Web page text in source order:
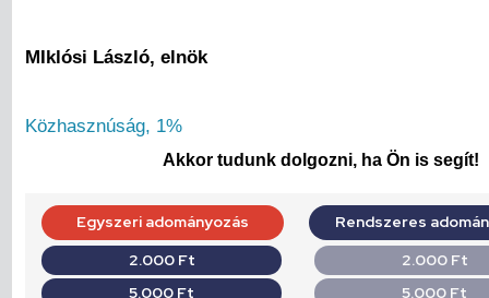
MIklósi László, elnök
Közhasznúság, 1%
Akkor tudunk dolgozni, ha Ön is segít!